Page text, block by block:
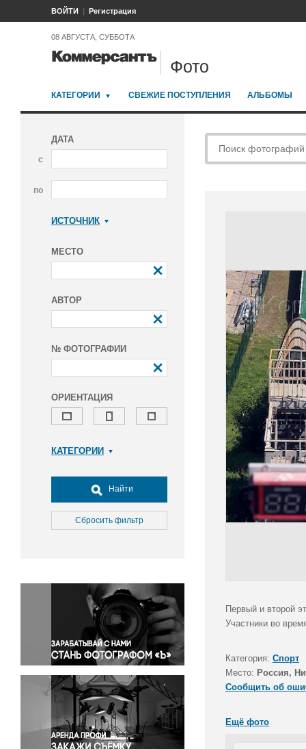
ВОЙТИ Регистрация
08 АВГУСТА, СУББОТА
Фото
КАТЕГОРИИ СВЕЖИЕ ПОСТУПЛЕНИЯ АЛЬБОМЫ
ДАТА
с
по
ИСТОЧНИК
МЕСТО
АВТОР
№ ФОТОГРАФИИ
ОРИЕНТАЦИЯ
КАТЕГОРИИ
Досуг, туризм и отдых
Культура
Медицина
Окружающая среда
Политика
Правосудие
Происшествия и конфликты
Религия
Светская жизнь
Спорт
Экология
Экономика и бизнес
Найти
Сбросить фильтр
Первый и второй
Участники во
Категория: Спорт
Место: Россия,
Сообщить об
Ещё фото